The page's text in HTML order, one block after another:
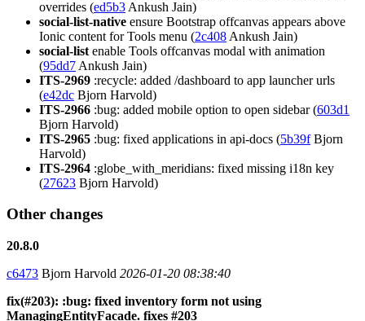
overrides (ed5b3 Ankush Jain)
social-list-native ensure Bootstrap offcanvas appears above
Ionic content for Tools menu (2c408 Ankush Jain)
social-list enable Tools offcanvas modal with animation
(95dd7 Ankush Jain)
ITS-2969 :recycle: added /dashboard to app launcher urls
(e42dc Bjorn Harvold)
ITS-2966 :bug: added mobile option to open sidebar (603d1
Bjorn Harvold)
ITS-2965 :bug: fixed applications in api-docs (5b39fBjorn
Harvold)
ITS-2964 :globe_with_meridians: fixed missing i18n key
(27623 Bjorn Harvold)
Other changes
20.8.0
c6473 Bjorn Harvold 2026-01-20 08:38:40
fix(#203): :bug: fixed inventory form not using
ManagingEntityFacade. fixes #203